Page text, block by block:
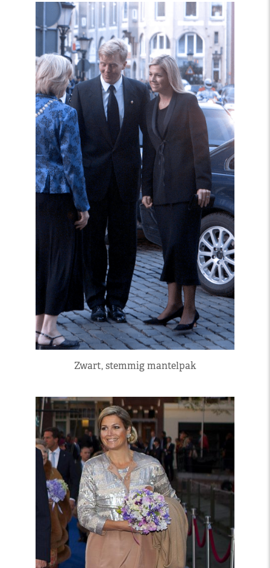
Zwart, stemmig mantelpak